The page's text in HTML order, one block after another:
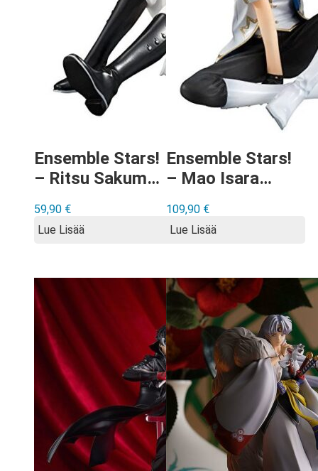
Ensemble Stars!
– Ritsu Sakuma
59,90 €
Lue Lisää
Ensemble Stars!
– Mao Isara
109,90 €
Lue Lisää